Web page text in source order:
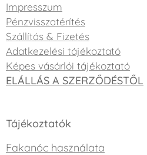
Impresszum
Pénzvisszatérítés
Szállítás & Fizetés
Adatkezelési tájékoztató
Képes vásárlói tájékoztató
ELÁLLÁS A SZERZŐDÉSTŐL
Tájékoztatók
Fakanóc használata